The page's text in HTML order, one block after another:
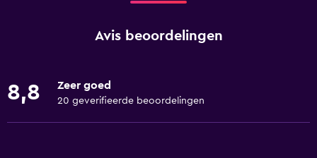
Avis beoordelingen
8,8 Zeer goed
20 geverifieerde beoordelingen